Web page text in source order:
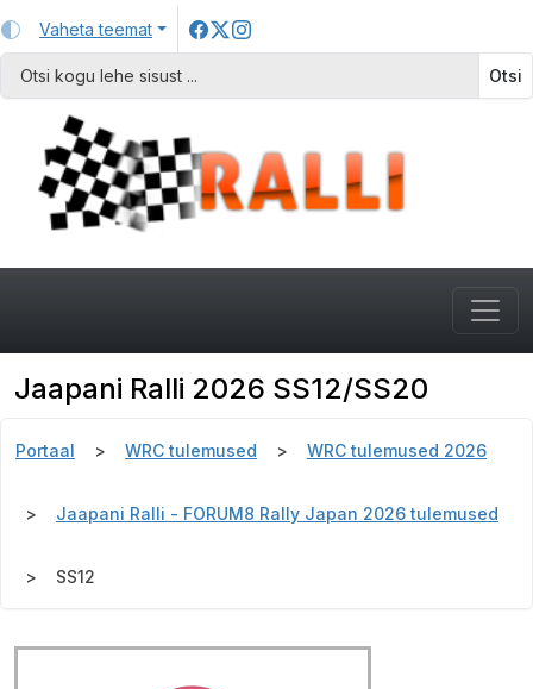
Vaheta teemat
Otsi
Jaapani Ralli 2026 SS12/SS20
Portaal WRC tulemused WRC tulemused 2026
Jaapani Ralli - FORUM8 Rally Japan 2026 tulemused
SS12